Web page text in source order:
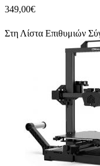
349,00€
Στη Λίστα Επιθυμιών